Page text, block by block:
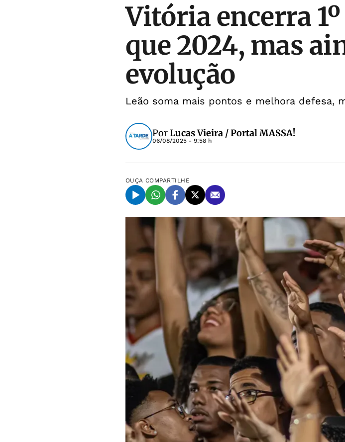
Vitória encerra
que 2024, mas
evolução
Leão soma mais pontos e melhora defesa,
PorLucas Vieira / Portal MASSA!
06/08/2025 - 9:58 h
OUÇA COMPARTILHE